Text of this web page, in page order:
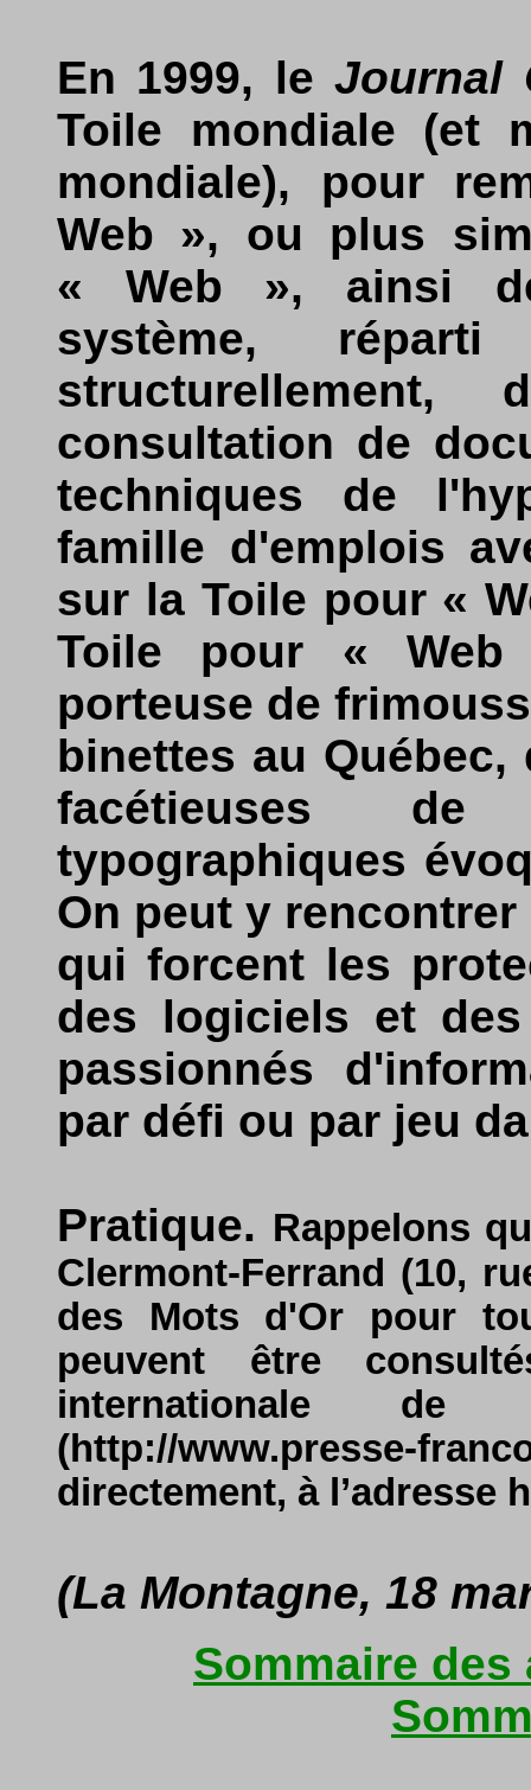
En 1999, leJournal
Toile mondiale (et
mondiale), pour
Web », ou plus
« Web », ainsi
système, réparti
consultation de
techniques de
famille d'emplois
sur la Toile pour «
Toile pour «
porteuse de
binettes au
facétieuses de
typographiques
On peut y
qui forcent les
des logiciels et
passionnés
par défi ou par jeu
Pratique. Rappelons
Clermont-Ferrand (10,
des Mots d'Or pour
peuvent être
internationale de
(http://www.presse-
directement, à l’adresse
(La Montagne, 18
Sommaire des